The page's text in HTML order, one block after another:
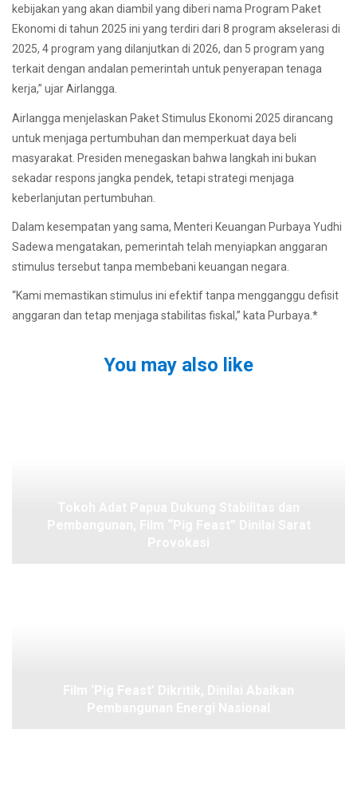
kebijakan yang akan diambil yang diberi nama Program Paket
Ekonomi di tahun 2025 ini yang terdiri dari 8 program akselerasi di
2025, 4 program yang dilanjutkan di 2026, dan 5 program yang
terkait dengan andalan pemerintah untuk penyerapan tenaga
kerja,” ujar Airlangga.
Airlangga menjelaskan Paket Stimulus Ekonomi 2025 dirancang
untuk menjaga pertumbuhan dan memperkuat daya beli
masyarakat. Presiden menegaskan bahwa langkah ini bukan
sekadar respons jangka pendek, tetapi strategi menjaga
keberlanjutan pertumbuhan.
Dalam kesempatan yang sama, Menteri Keuangan Purbaya Yudhi
Sadewa mengatakan, pemerintah telah menyiapkan anggaran
stimulus tersebut tanpa membebani keuangan negara.
“Kami memastikan stimulus ini efektif tanpa mengganggu defisit
anggaran dan tetap menjaga stabilitas fiskal,” kata Purbaya.*
You may also like